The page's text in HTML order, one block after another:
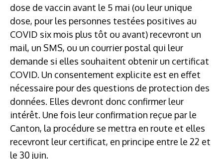
dose de vaccin avant le 5 mai (ou leur unique
dose, pour les personnes testées positives au
COVID six mois plus tôt ou avant) recevront un
mail, un SMS, ou un courrier postal qui leur
demande si elles souhaitent obtenir un certificat
COVID. Un consentement explicite est en effet
nécessaire pour des questions de protection des
données. Elles devront donc confirmer leur
intérêt. Une fois leur confirmation reçue par le
Canton, la procédure se mettra en route et elles
recevront leur certificat, en principe entre le 22 et
le 30 juin.